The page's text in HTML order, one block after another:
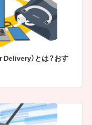
Delivery）とは？おす